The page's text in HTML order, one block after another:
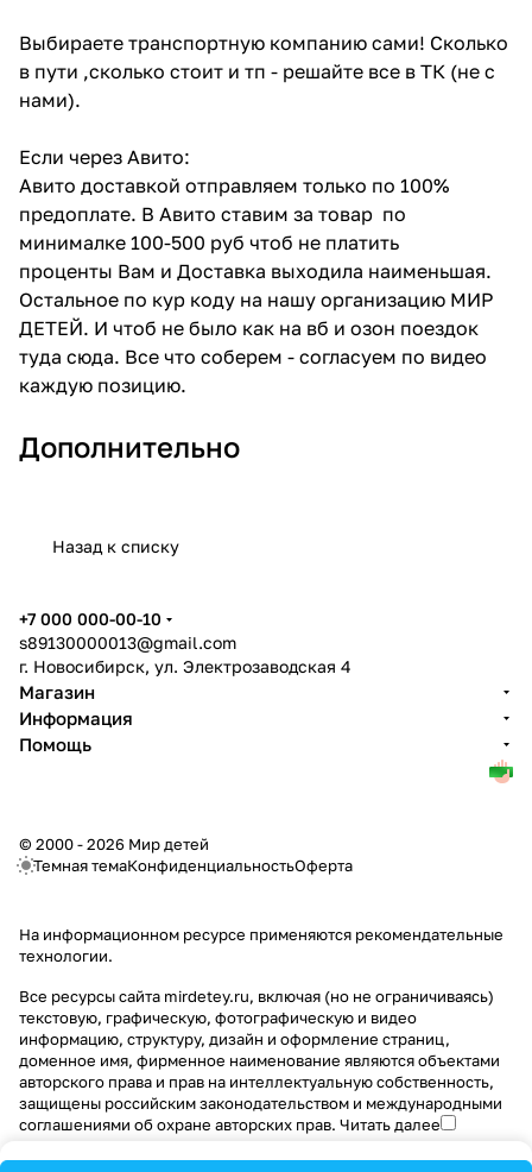
Выбираете транспортную компанию сами! Сколько
в пути ,сколько стоит и тп - решайте все в ТК (не с
нами).
Если через Авито:
Авито доставкой отправляем только по 100%
предоплате. В Авито ставим за товар по
минималке 100-500 руб чтоб не платить
проценты Вам и Доставка выходила наименьшая.
Остальное по кур коду на нашу организацию МИР
ДЕТЕЙ. И чтоб не было как на вб и озон поездок
туда сюда. Все что соберем - согласуем по видео
каждую позицию.
Дополнительно
Назад к списку
+7 000 000-00-10
s89130000013@gmail.com
г. Новосибирск, ул. Электрозаводская 4
Магазин
Информация
Помощь
© 2000 - 2026 Мир детей
Темная темаКонфиденциальностьОферта
На информационном ресурсе применяются рекомендательные
технологии.
Все ресурсы сайта mirdetey.ru, включая (но не ограничиваясь)
текстовую, графическую, фотографическую и видео
информацию, структуру, дизайн и оформление страниц,
доменное имя, фирменное наименование являются объектами
авторского права и прав на интеллектуальную собственность,
защищены российским законодательством и международными
соглашениями об охране авторских прав. Читать далее